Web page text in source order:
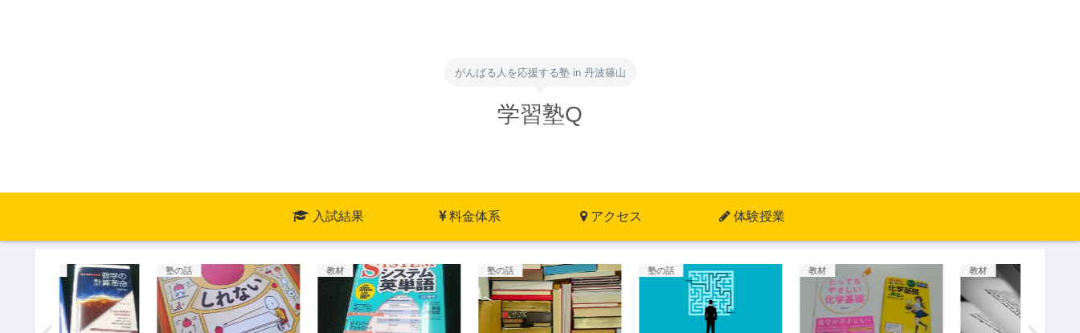
がんばる人を応援する塾 in 丹波篠山
学習塾Q
入試結果 料金体系 アクセス 体験授業
塾の話 教材 塾の話 塾の話 教材